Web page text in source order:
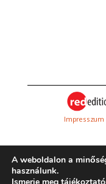
Impresszum
A weboldalon a
használunk.